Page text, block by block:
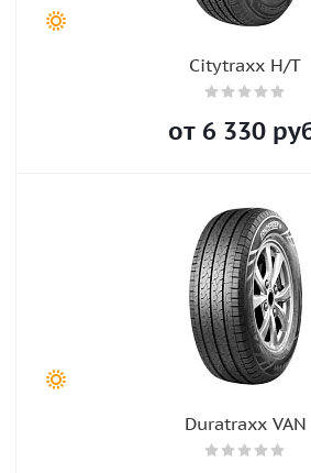
Citytraxx H/T
от 6 330
Duratraxx VAN